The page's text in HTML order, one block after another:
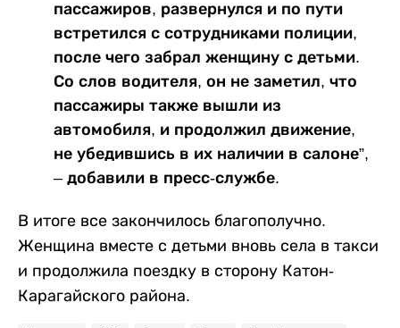
пассажиров, развернулся и по пути
встретился с сотрудниками полиции,
после чего забрал женщину с детьми.
Со слов водителя, он не заметил, что
пассажиры также вышли из
автомобиля, и продолжил движение,
не убедившись в их наличии в салоне”,
– добавили в пресс-службе.
В итоге все закончилось благополучно.
Женщина вместе с детьми вновь села в такси
и продолжила поездку в сторону Катон-
Карагайского района.